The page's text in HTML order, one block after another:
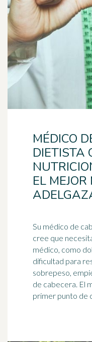
MÉDICO
DIETISTA
EL
Su médico de
cree que
médico, como
dificultad para
sobrepeso,
de cabecera. El médico de cabecera es su
primer punto de